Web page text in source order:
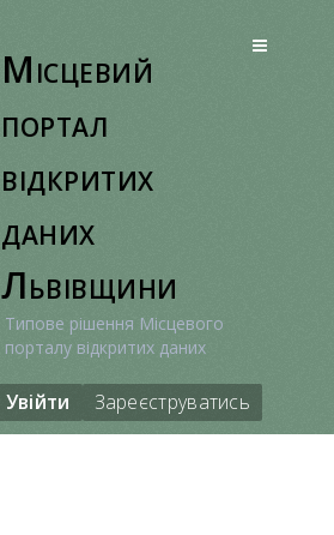
Місцевий
портал
відкритих
даних
Львівщини
Типове рішення Місцевого
порталу відкритих даних
Увійти Зареєструватись